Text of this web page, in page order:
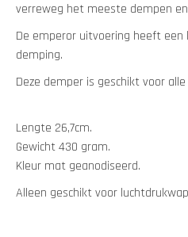
verreweg het meeste dempen
De emperor uitvoering heeft
demping.
Deze demper is geschikt voor
Lengte 26,7cm.
Gewicht 430 gram.
Kleur mat geanodiseerd.
Alleen geschikt voor